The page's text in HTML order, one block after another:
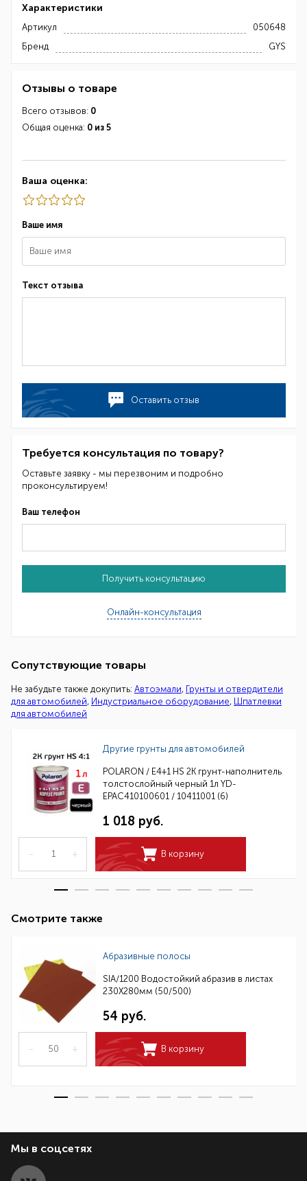
Характеристики
Артикул
050648
Бренд
GYS
Отзывы о товаре
Всего отзывов: 0
Общая оценка: 0 из 5
Ваша оценка:
Ваше имя
Текст отзыва
Оставить отзыв
Требуется консультация по товару?
Оставьте заявку - мы перезвоним и подробно
проконсультируем!
Ваш телефон
Получить консультацию
Онлайн-консультация
Сопутствующие товары
Не забудьте также докупить: Автоэмали, Грунты и отвердители
для автомобилей, Индустриальное оборудование,
Шпатлевки
для автомобилей
Другие грунты для автомобилей
POLARON / E4+1 HS 2K грунт-наполнитель
толстослойный черный 1л YD-
EPAC410100601 / 10411001 (6)
1 018 руб.
– + В корзину
Смотрите также
Абразивные полосы
SIA/1200 Водостойкий абразив в листах
230Х280мм (50/500)
54 руб.
– + В корзину
Мы в соцсетях